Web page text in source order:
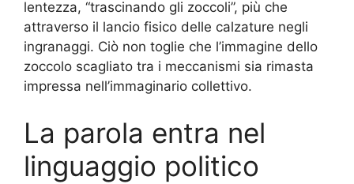
lentezza, “trascinando gli zoccoli”, più che
attraverso il lancio fisico delle calzature negli
ingranaggi. Ciò non toglie che l’immagine dello
zoccolo scagliato tra i meccanismi sia rimasta
impressa nell’immaginario collettivo.
La parola entra nel
linguaggio politico